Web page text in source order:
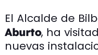
El Alcalde de
Aburto, ha
nuevas